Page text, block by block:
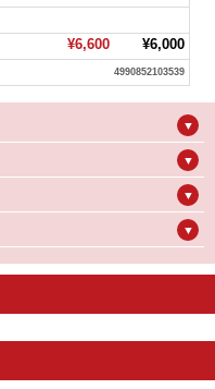
¥6,600¥6,000
4990852103539
▼
▼
▼
▼